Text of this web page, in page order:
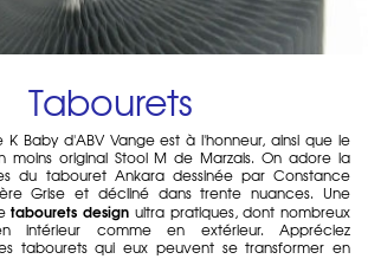
Tabourets
Baby d'ABV Vange est à l'honneur, ainsi que le
moins original Stool M de Marzais. On adore la
du tabouret Ankara dessinée par Constance
Grise et décliné dans trente nuances. Une
tabourets design ultra pratiques, dont nombreux
intérieur comme en extérieur. Appréciez
tabourets qui eux peuvent se transformer en